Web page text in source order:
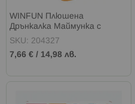
WINFUN Плюшена
Дрънкалка Маймунка с
Чесалка за Зъби
SKU: 204327
7,66 € / 14,98 лв.